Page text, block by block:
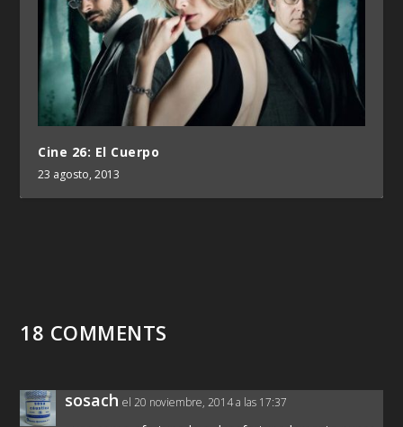
Cine 26: El Cuerpo
23 agosto, 2013
18 COMMENTS
sosach el 20 noviembre, 2014 a las 17:37